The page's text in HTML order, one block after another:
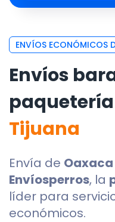
ENVÍOS ECONÓMICOS
Envíos
Tijuana
Envía de Oaxaca
Envíosperros, la
líder para
económicos.